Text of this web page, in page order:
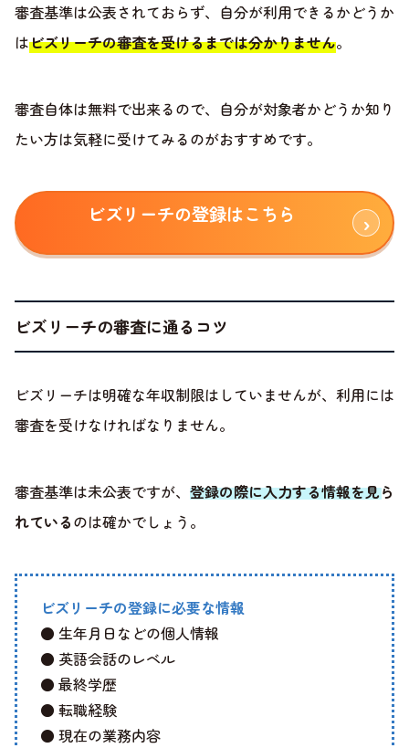
審査基準は公表されておらず、自分が利用できるかどうか
はビズリーチの審査を受けるまでは分かりません。
審査自体は無料で出来るので、自分が対象者かどうか知り
たい方は気軽に受けてみるのがおすすめです。
ビズリーチの登録はこちら
ビズリーチの審査に通るコツ
ビズリーチは明確な年収制限はしていませんが、利用には
審査を受けなければなりません。
審査基準は未公表ですが、 登録の際に入力する情報を見ら
れているのは確かでしょう。
ビズリーチの登録に必要な情報
● 生年月日などの個人情報
● 英語会話のレベル
● 最終学歴
● 転職経験
● 現在の業務内容